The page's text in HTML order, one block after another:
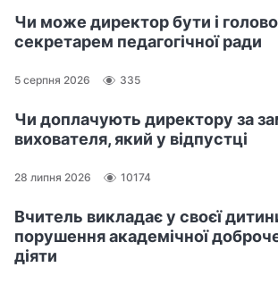
Чи може директор бути і
секретарем педагогічної ради
5 серпня 2026 335
Чи доплачують директору за
вихователя, який у відпустці
28 липня 2026 10174
Вчитель викладає у своєї
порушення академічної
діяти